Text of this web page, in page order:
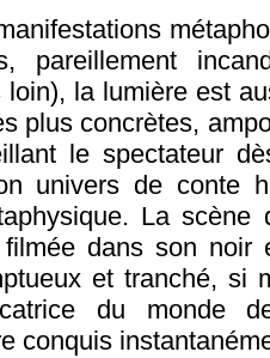
pareillement
loin), la lumière est
plus concrètes,
le spectateur
univers de conte
La scène
filmée dans son
et tranché, si
du monde
conquis